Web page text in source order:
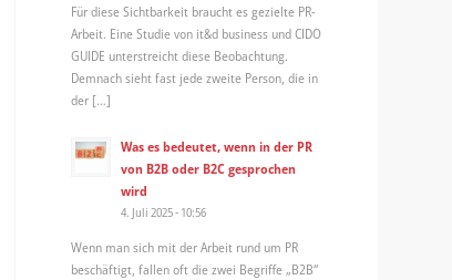
Für diese Sichtbarkeit braucht es gezielte PR-
Arbeit. Eine Studie von it&d business und CIDO
GUIDE unterstreicht diese Beobachtung.
Demnach sieht fast jede zweite Person, die in
der […]
Was es bedeutet, wenn in der PR
von B2B oder B2C gesprochen
wird
4. Juli 2025 - 10:56
Wenn man sich mit der Arbeit rund um PR
beschäftigt, fallen oft die zwei Begriffe „B2B“